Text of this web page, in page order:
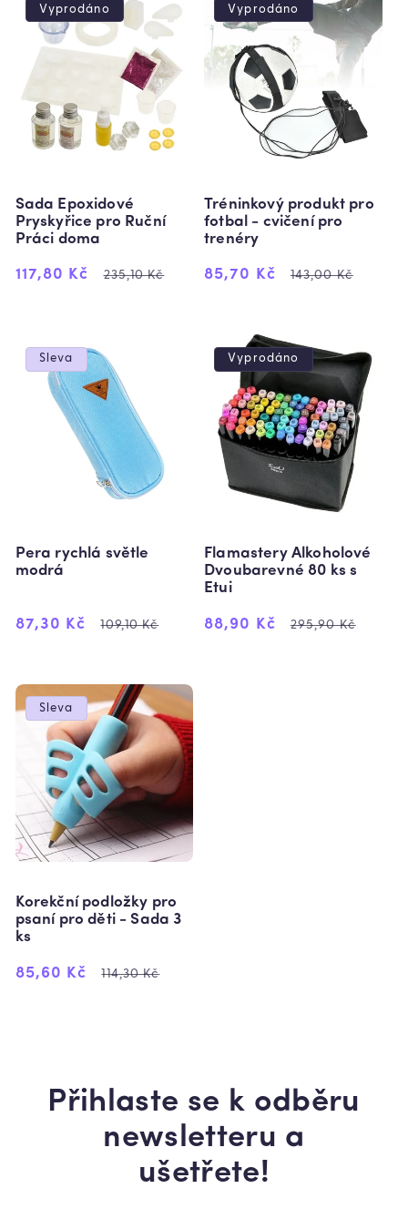
Vyprodáno
Sada Epoxidové
Pryskyřice pro Ruční
Práci doma
Výprodejová
117,80 Kč
Běžná
235,10 Kč
Vyprodáno
Tréninkový produkt pro
fotbal - cvičení pro
trenéry
Výprodejová
85,70 Kč
Běžná
143,00 Kč
Sleva
Pera rychlá světle
modrá
Výprodejová
87,30 Kč
Běžná
109,10 Kč
Vyprodáno
Flamastery Alkoholové
Dvoubarevné 80 ks s
Etui
Výprodejová
88,90 Kč
Běžná
295,90 Kč
Sleva
Korekční podložky pro
psaní pro děti - Sada 3
ks
Výprodejová
85,60 Kč
Běžná
114,30 Kč
Přihlaste se k odběru
newsletteru a
ušetřete!